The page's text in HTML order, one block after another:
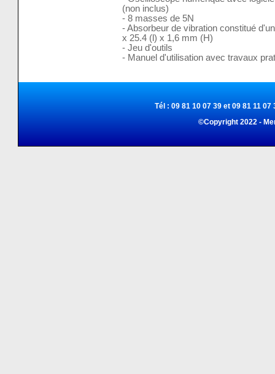
(non inclus)
- 8 masses de 5N
- Absorbeur de vibration constitué
x 25.4 (l) x 1,6 mm (H)
- Jeu d'outils
- Manuel d'utilisation avec travaux
Tél : 09 81 10 07 39 et 09 81 11
©Copyright 2022 -